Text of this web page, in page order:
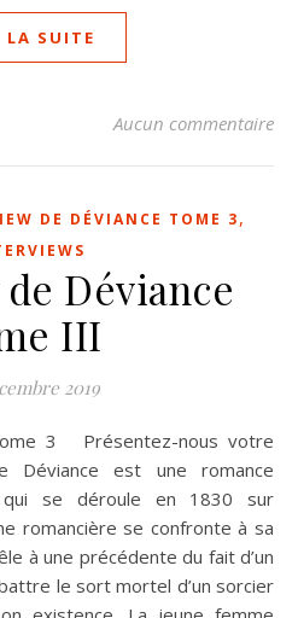
LA SUITE
Aucun commentaire
DE DÉVIANCE TOME 3,
Déviance
III
2019
est une romance
qui se déroule en 1830 sur
romancière se confronte à sa
à une précédente du fait d’un
le sort mortel d’un sorcier